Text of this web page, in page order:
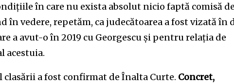
în care nu exista absolut nicio faptă comisă de
în vedere, repetăm, ca judecătoarea a fost vizată în
a avut-o în 2019 cu Georgescu și pentru relația de
acestuia.
clasării a fost confirmat de Înalta Curte. Concret,